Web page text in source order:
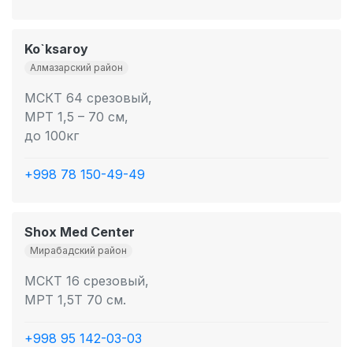
Ko`ksaroy
Алмазарский район
МСКТ 64 срезовый,
МРТ 1,5 – 70 см,
до 100кг
+998 78 150-49-49
Shox Med Center
Мирабадский район
МСКТ 16 срезовый,
МРТ 1,5Т 70 см.
+998 95 142-03-03